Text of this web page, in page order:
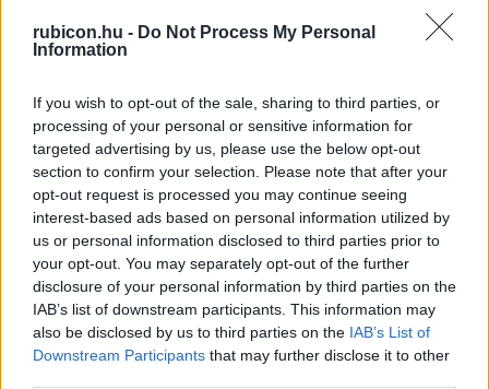
rubicon.hu - Do Not Process My Personal
Information
If you wish to opt-out of the sale, sharing to third parties, or
processing of your personal or sensitive information for
targeted advertising by us, please use the below opt-out
section to confirm your selection. Please note that after your
opt-out request is processed you may continue seeing
interest-based ads based on personal information utilized by
us or personal information disclosed to third parties prior to
your opt-out. You may separately opt-out of the further
disclosure of your personal information by third parties on the
IAB’s list of downstream participants. This information may
also be disclosed by us to third parties on the IAB’s List of
Downstream Participants that may further disclose it to other
Több mint 370 korábbi lapszámunk
tartalma
Rubicon Online rovatok cikkei
Hirdetésmentes olvasó felület
Kedvenc cikkek elmentése, könyvjelzők
Az első hónap csak 200 Ft-ba kerül. Próbálja